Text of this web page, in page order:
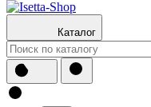
Каталог